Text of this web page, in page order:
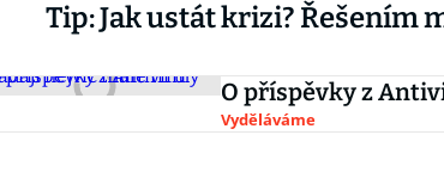
Tip: Jak ustát krizi? Řešením
O příspěvky z
Vyděláváme